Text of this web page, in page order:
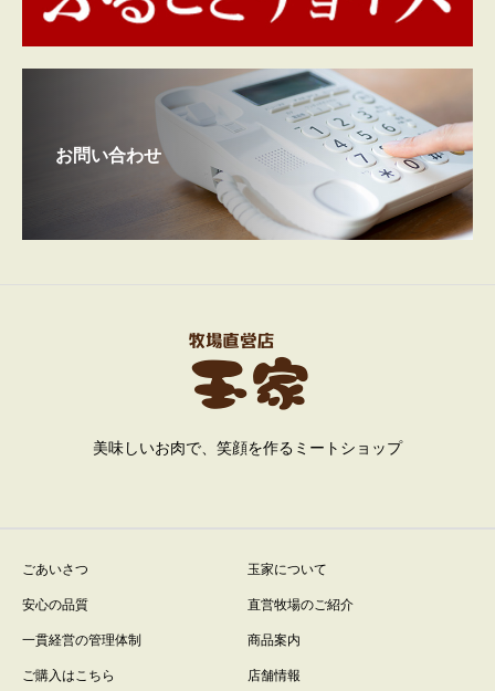
お問い合わせ
美味しいお肉で、笑顔を作るミートショップ
ごあいさつ
玉家について
安心の品質
直営牧場のご紹介
一貫経営の管理体制
商品案内
ご購入はこちら
店舗情報